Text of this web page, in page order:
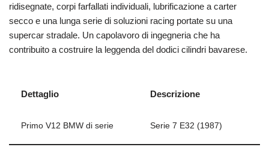
ridisegnate, corpi farfallati individuali, lubrificazione a carter
secco e una lunga serie di soluzioni racing portate su una
supercar stradale. Un capolavoro di ingegneria che ha
contribuito a costruire la leggenda del dodici cilindri bavarese.
Dettaglio Descrizione
Primo V12 BMW di serie Serie 7 E32 (1987)